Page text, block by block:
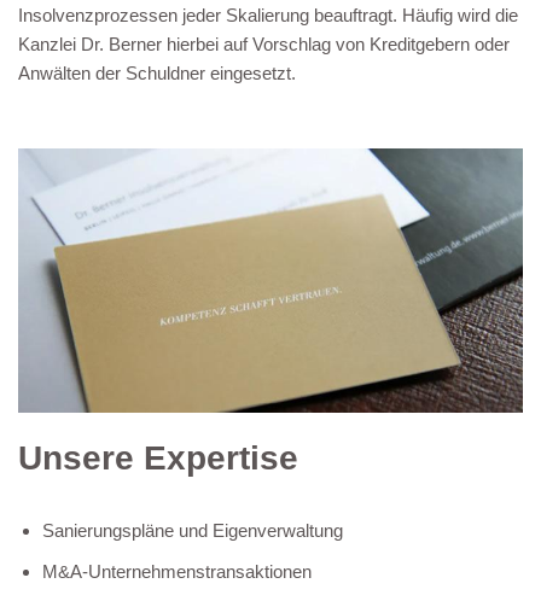
Insolvenzprozessen jeder Skalierung beauftragt. Häufig wird die
Kanzlei Dr. Berner hierbei auf Vorschlag von Kreditgebern oder
Anwälten der Schuldner eingesetzt.
Unsere Expertise
Sanierungspläne und Eigenverwaltung
M&A-Unternehmenstransaktionen